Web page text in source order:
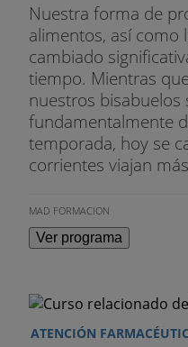
Nuestra forma de
alimentos, así como
cambiado
tiempo. Mientras
nuestros bisabuelos
fundamentalmente
temporada, hoy se
corrientes viajan
MAD FORMACION
Ver programa
ATENCIÓN